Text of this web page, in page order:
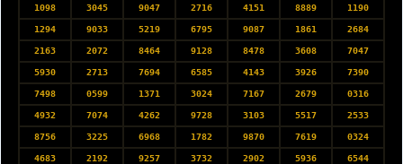
1098 3045 9047 2716 4151 8889 1190
1294 9033 5219 6795 9087 1861 2684
2163 2072 8464 9128 8478 3608 7047
5930 2713 7694 6585 4143 3926 7390
7498 0599 1371 3024 7167 2679 0316
4932 7074 4262 9728 3103 5517 2533
8756 3225 6968 1782 9870 7619 0324
4683 2192 9257 3732 2902 5936 6544